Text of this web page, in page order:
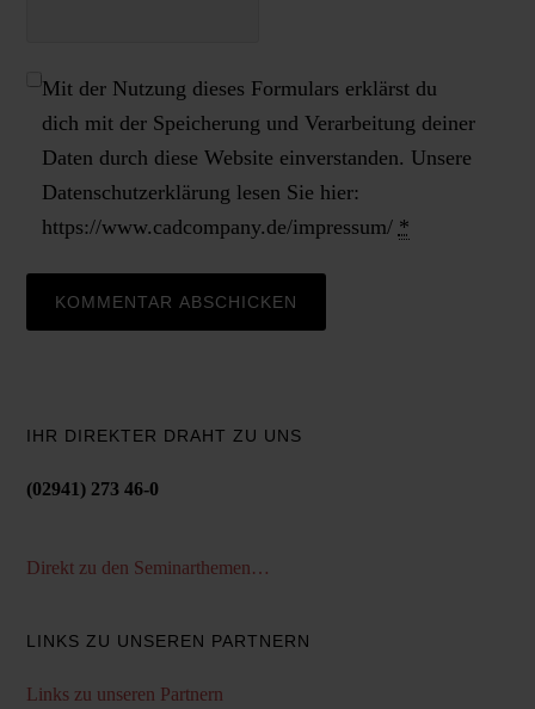
Mit der Nutzung dieses Formulars erklärst du
dich mit der Speicherung und Verarbeitung deiner
Daten durch diese Website einverstanden. Unsere
Datenschutzerklärung lesen Sie hier:
https://www.cadcompany.de/impressum/ *
IHR DIREKTER DRAHT ZU UNS
(02941) 273 46-0
Direkt zu den Seminarthemen…
LINKS ZU UNSEREN PARTNERN
Links zu unseren Partnern